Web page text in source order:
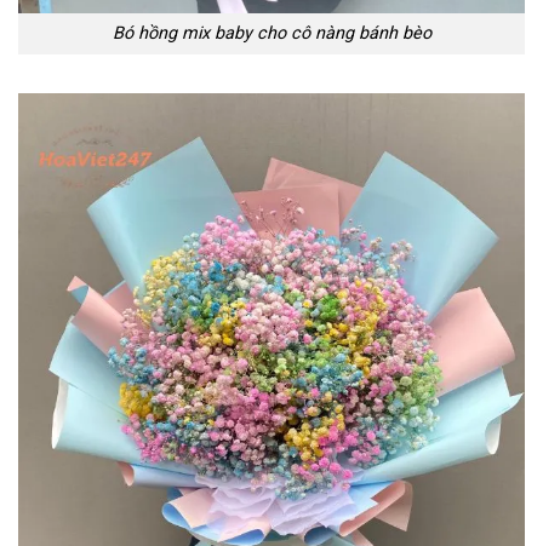
Bó hồng mix baby cho cô nàng bánh bèo